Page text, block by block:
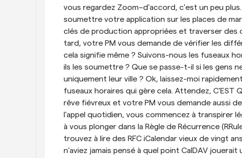
vous regardez Zoom–d'accord, c'est un peu
soumettre votre application sur les places de
clés de production appropriées et traverser des
tard, votre PM vous demande de vérifier les
cela signifie même ? Suivons-nous les fuseaux
ils les soumettre ? Que se passe-t-il si les gens
uniquement leur ville ? Ok, laissez-moi
fuseaux horaires qui gère cela. Attendez, C'EST
rêve fiévreux et votre PM vous demande aussi
l'appel quotidien, vous commencez à transpirer
à vous plonger dans la Règle de Récurrence
trouvez à lire des RFC iCalendar vieux de vingt
n'aviez jamais pensé à quel point CalDAV jouerait